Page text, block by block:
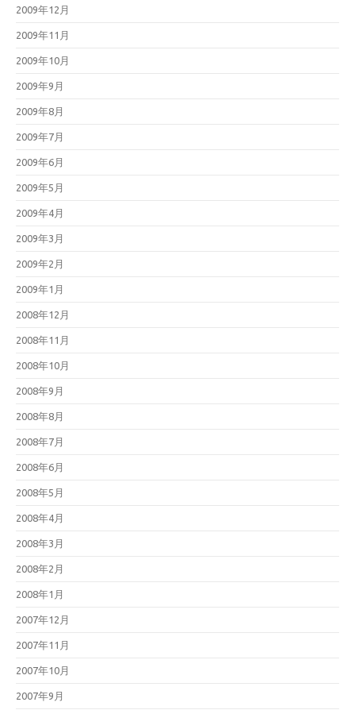
2009年12月
2009年11月
2009年10月
2009年9月
2009年8月
2009年7月
2009年6月
2009年5月
2009年4月
2009年3月
2009年2月
2009年1月
2008年12月
2008年11月
2008年10月
2008年9月
2008年8月
2008年7月
2008年6月
2008年5月
2008年4月
2008年3月
2008年2月
2008年1月
2007年12月
2007年11月
2007年10月
2007年9月